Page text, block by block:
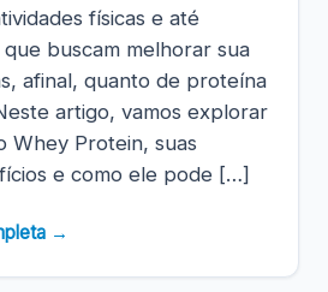
físicas e até
que buscam melhorar sua
afinal, quanto de proteína
artigo, vamos explorar
Whey Protein, suas
e como ele pode […]
→